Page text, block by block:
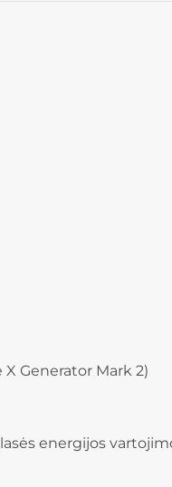
Generator Mark 2)
energijos